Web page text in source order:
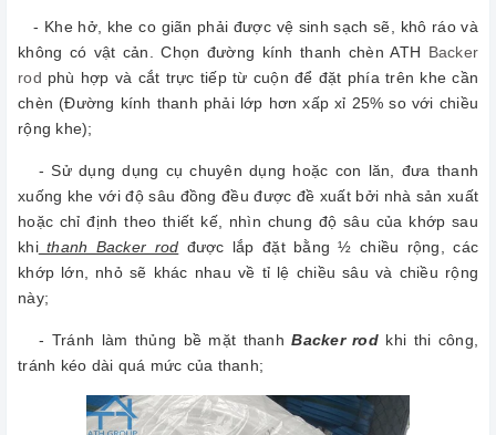
- Khe hở, khe co giãn phải được vệ sinh sạch sẽ, khô ráo và
không có vật cản. Chọn đường kính thanh chèn ATH Backer
rod phù hợp và cắt trực tiếp từ cuộn để đặt phía trên khe cần
chèn (Đường kính thanh phải lớp hơn xấp xỉ 25% so với chiều
rộng khe);
- Sử dụng dụng cụ chuyên dụng hoặc con lăn, đưa thanh
xuống khe với độ sâu đồng đều được đề xuất bởi nhà sản xuất
hoặc chỉ định theo thiết kế, nhìn chung độ sâu của khớp sau
khithanh Backer rod được lắp đặt bằng ½ chiều rộng, các
khớp lớn, nhỏ sẽ khác nhau về tỉ lệ chiều sâu và chiều rộng
này;
- Tránh làm thủng bề mặt thanhBacker rodkhi thi công,
tránh kéo dài quá mức của thanh;